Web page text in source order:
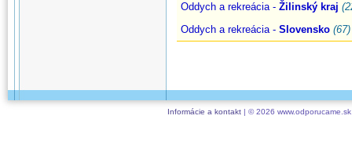
Oddych a rekreácia - Žilinský kraj
Oddych a rekreácia - Slovensko (67)
Informácie a kontakt| © 2026